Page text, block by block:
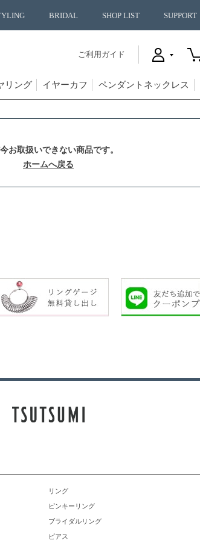
BRIDAL SHOP LIST SUPPORT
ご利用ガイド
リング イヤーカフ ペンダントネックレス
お取扱いできない商品です。
ホームへ戻る
リング
ピンキーリング
ブライダルリング
ピアス